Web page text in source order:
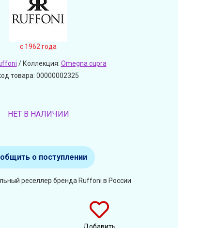
c 1962 года
/ Коллекция: Omegna cupra
товара: 00000002325
НЕТ В НАЛИЧИИ
о поступлении
реселлер бренда Ruffoni в России
Добавить